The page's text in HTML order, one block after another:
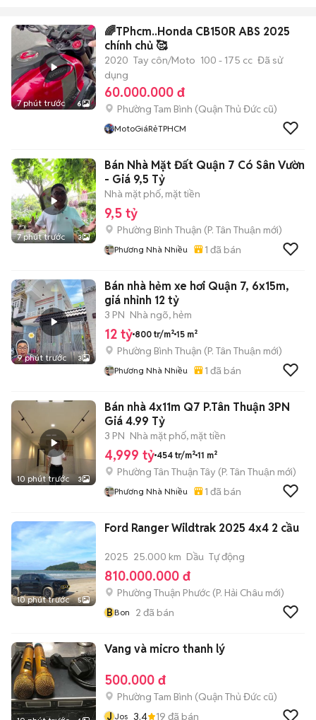
7 phút trước 6
🌈TPhcm..Honda CB150R ABS 2025
chính chủ 🥰
2020 Tay côn/Moto 100 - 175 cc Đã sử
dụng
60.000.000 đ
Phường Tam Bình (Quận Thủ Đức cũ)
MotoGiáRẻTPHCM
7 phút trước 3
Bán Nhà Mặt Đất Quận 7 Có Sân Vườn
- Giá 9,5 Tỷ
Nhà mặt phố, mặt tiền
9,5 tỷ
Phường Bình Thuận (P. Tân Thuận mới)
Phương Nhà Nhiều 1 đã bán
9 phút trước 3
Bán nhà hẻm xe hơi Quận 7, 6x15m,
giá nhỉnh 12 tỷ
3 PN Nhà ngõ, hẻm
12 tỷ 800 tr/m² 15 m²
Phường Bình Thuận (P. Tân Thuận mới)
Phương Nhà Nhiều 1 đã bán
10 phút trước 3
Bán nhà 4x11m Q7 P.Tân Thuận 3PN
Giá 4.99 Tỷ
3 PN Nhà mặt phố, mặt tiền
4,999 tỷ 454 tr/m² 11 m²
Phường Tân Thuận Tây (P. Tân Thuận mới)
Phương Nhà Nhiều 1 đã bán
10 phút trước 5
Ford Ranger Wildtrak 2025 4x4 2 cầu
2025 25.000 km Dầu Tự động
810.000.000 đ
Phường Thuận Phước (P. Hải Châu mới)
BBon 2 đã bán
Vang và micro thanh lý
500.000 đ
Phường Tam Bình (Quận Thủ Đức cũ)
J Jos 3.4 19 đã bán